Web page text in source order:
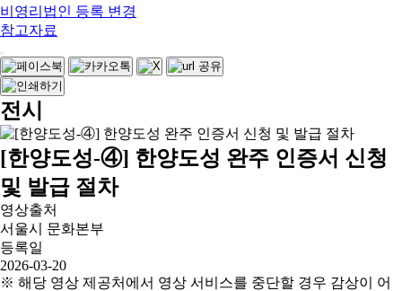
비영리법인 등록 변경
참고자료
전시
[한양도성-④] 한양도성 완주 인증서 신청
및 발급 절차
영상출처
서울시 문화본부
등록일
2026-03-20
※ 해당 영상 제공처에서 영상 서비스를 중단할 경우 감상이 어